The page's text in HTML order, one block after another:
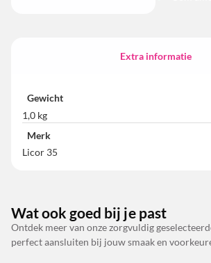
Extra informatie
Gewicht
1,0 kg
Merk
Licor 35
Wat ook goed bij je past
Ontdek meer van onze zorgvuldig
perfect aansluiten bij jouw smaak en